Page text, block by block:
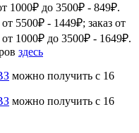
1000₽ до 3500₽ - 849₽.
5500₽ - 1449₽; заказ от
1000₽ до 3500₽ - 1649₽.
здесь
можно получить с 16
можно получить с 16